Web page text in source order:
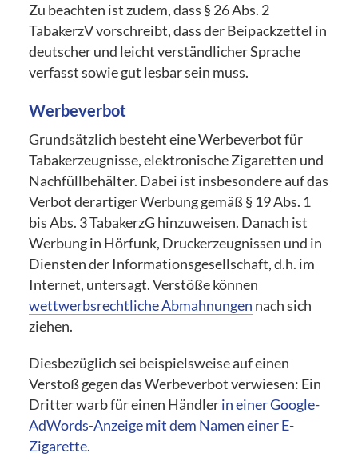
Zu beachten ist zudem, dass § 26 Abs. 2
TabakerzV vorschreibt, dass der Beipackzettel in
deutscher und leicht verständlicher Sprache
verfasst sowie gut lesbar sein muss.
Werbeverbot
Grundsätzlich besteht eine Werbeverbot für
Tabakerzeugnisse, elektronische Zigaretten und
Nachfüllbehälter. Dabei ist insbesondere auf das
Verbot derartiger Werbung gemäß § 19 Abs. 1
bis Abs. 3 TabakerzG hinzuweisen. Danach ist
Werbung in Hörfunk, Druckerzeugnissen und in
Diensten der Informationsgesellschaft, d.h. im
Internet, untersagt. Verstöße können
wettwerbsrechtliche Abmahnungen nach sich
ziehen.
Diesbezüglich sei beispielsweise auf einen
Verstoß gegen das Werbeverbot verwiesen: Ein
Dritter warb für einen Händlerin einer Google-
AdWords-Anzeige mit dem Namen einer E-
Zigarette.